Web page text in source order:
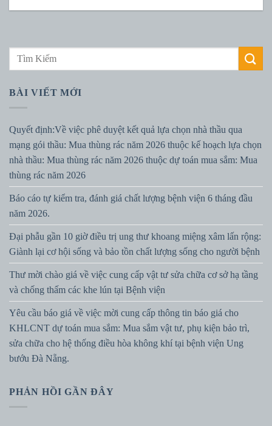
BÀI VIẾT MỚI
Quyết định:Về việc phê duyệt kết quả lựa chọn nhà thầu qua
mạng gói thầu: Mua thùng rác năm 2026 thuộc kế hoạch lựa chọn
nhà thầu: Mua thùng rác năm 2026 thuộc dự toán mua sắm: Mua
thùng rác năm 2026
Báo cáo tự kiểm tra, đánh giá chất lượng bệnh viện 6 tháng đầu
năm 2026.
Đại phẫu gần 10 giờ điều trị ung thư khoang miệng xâm lấn rộng:
Giành lại cơ hội sống và bảo tồn chất lượng sống cho người bệnh
Thư mời chào giá về việc cung cấp vật tư sửa chữa cơ sở hạ tầng
và chống thấm các khe lún tại Bệnh viện
Yêu cầu báo giá về việc mời cung cấp thông tin báo giá cho
KHLCNT dự toán mua sắm: Mua sắm vật tư, phụ kiện bảo trì,
sửa chữa cho hệ thống điều hòa không khí tại bệnh viện Ung
bướu Đà Nẵng.
PHẢN HỒI GẦN ĐÂY